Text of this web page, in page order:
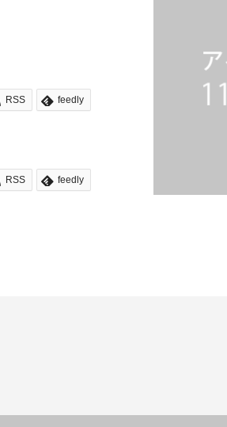
RSS feedly
RSS feedly